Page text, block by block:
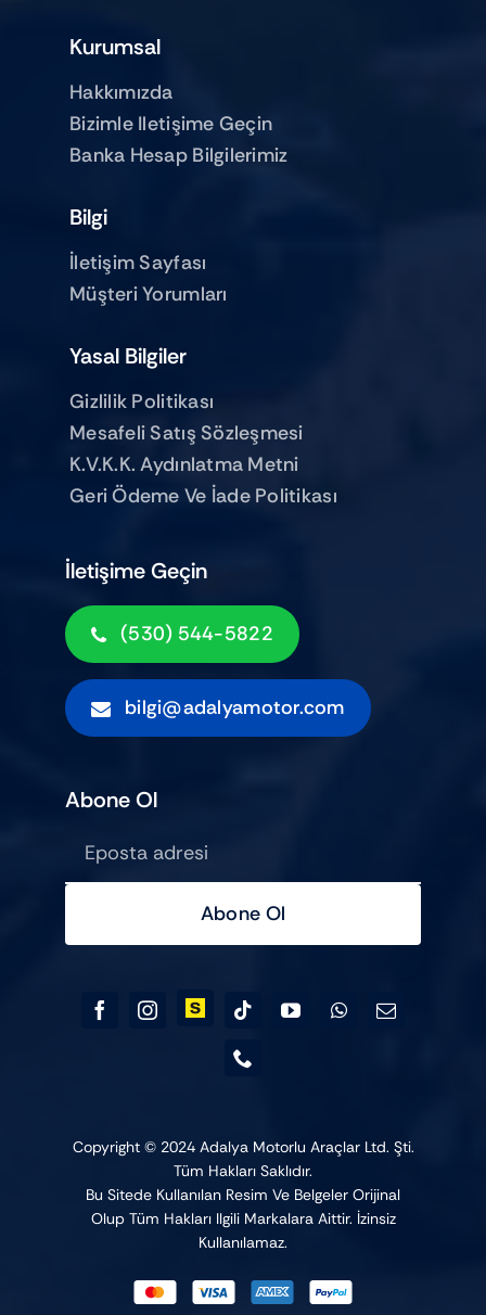
Kurumsal
Hakkımızda
Bizimle Iletişime Geçin
Banka Hesap Bilgilerimiz
İletişime Geçin
(530) 544-5822
bilgi@adalyamotor.com
Bilgi
İletişim Sayfası
Müşteri Yorumları
Yasal Bilgiler
Gizlilik Politikası
Mesafeli Satış Sözleşmesi
K.V.K.K. Aydınlatma Metni
Geri Ödeme Ve İade Politikası
Abone Ol
Abone Ol
Copyright © 2024 Adalya Motorlu Araçlar Ltd. Şti.
Tüm Hakları Saklıdır.
Bu Sitede Kullanılan Resim Ve Belgeler Orijinal
Olup Tüm Hakları Ilgili Markalara Aittir. İzinsiz
Kullanılamaz.